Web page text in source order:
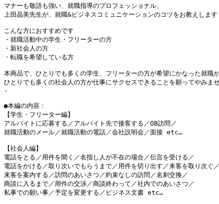
マナーも敬語も強い、就職指導のプロフェッショナル、
上田晶美先生が、就職&ビジネスコミュニケーションのコツをお教えします
こんな方におすすめです
・就職活動中の学生・フリーターの方
・新社会人の方
・転職を希望している方
本商品で、ひとりでも多くの学生、フリーターの方が希望にかなった就職が
ひとりでも多くの社会人の方が仕事にサクセスできることを願ってやみませ
-
●本編の内容：
【学生・フリーター編】
アルバイトに応募する／アルバイト先で接客する／OB訪問／
就職活動のメール／就職活動の電話／会社説明会／面接 etc…
【社会人編】
電話をとる／用件を聞く／名指し人が不在の場合／伝言を受ける／
電話をかける／取り次いでもらうまで／用件を切り出す／来客を取り次ぐ／
来客を案内する／訪問のあいさつ／約束なしの訪問／名刺交換／
商談に入るまで／用件の交渉／商談終わって／社内でのあいさつ／
私事での願い事／予定を変更する／ビジネス文書 etc…